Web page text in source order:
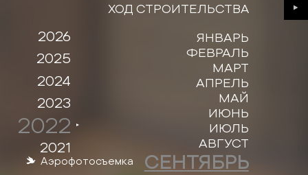
Next
2026
2025
2024
2023
2022
2021
ЯНВАРЬ
ФЕВРАЛЬ
МАРТ
АПРЕЛЬ
МАЙ
ИЮНЬ
ИЮЛЬ
АВГУСТ
СЕНТЯБРЬ
Аэрофотосъемка
ХОД СТРОИТЕЛЬСТВА